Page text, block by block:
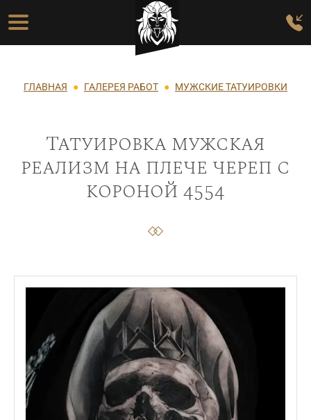
Перейти к основному содержанию
Основная навигация
Строка навигации
ГЛАВНАЯ ГАЛЕРЕЯ РАБОТ МУЖСКИЕ ТАТУИРОВКИ
Татуировка мужская
реализм на плече череп с
короной 4554